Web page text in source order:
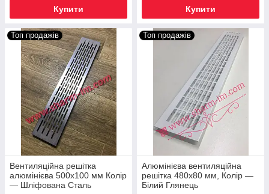
Купити Купити
Топ продажів
Вентиляційна решітка
алюмінієва 500х100 мм Колір
— Шліфована Сталь
Топ продажів
Алюмінієва вентиляційна
решітка 480х80 мм, Колір —
Білий Глянець